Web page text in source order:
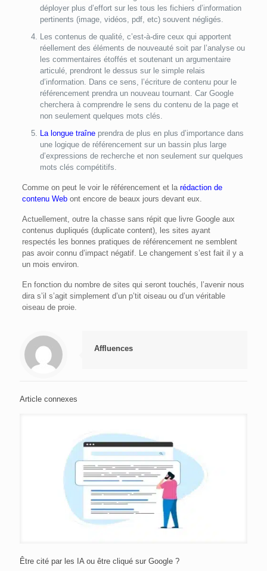
déployer plus d’effort sur les tous les fichiers d’information
pertinents (image, vidéos, pdf, etc) souvent négligés.
Les contenus de qualité, c’est-à-dire ceux qui apportent
réellement des éléments de nouveauté soit par l’analyse ou
les commentaires étoffés et soutenant un argumentaire
articulé, prendront le dessus sur le simple relais
d’information. Dans ce sens, l’écriture de contenu pour le
référencement prendra un nouveau tournant. Car Google
cherchera à comprendre le sens du contenu de la page et
non seulement quelques mots clés.
La longue traîneprendra de plus en plus d’importance dans
une logique de référencement sur un bassin plus large
d’expressions de recherche et non seulement sur quelques
mots clés compétitifs.
Comme on peut le voir le référencement et la rédaction de
contenu Webont encore de beaux jours devant eux.
Actuellement, outre la chasse sans répit que livre Google aux
contenus dupliqués (duplicate content), les sites ayant
respectés les bonnes pratiques de référencement ne semblent
pas avoir connu d’impact négatif. Le changement s’est fait il y a
un mois environ.
En fonction du nombre de sites qui seront touchés, l’avenir nous
dira s’il s’agit simplement d’un p’tit oiseau ou d’un véritable
oiseau de proie.
Affluences
Article connexes
Être cité par les IA ou être cliqué sur Google ?